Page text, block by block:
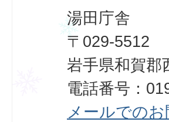
湯田庁舎
〒029-5512
岩手県和賀郡
電話番号：
メールでの